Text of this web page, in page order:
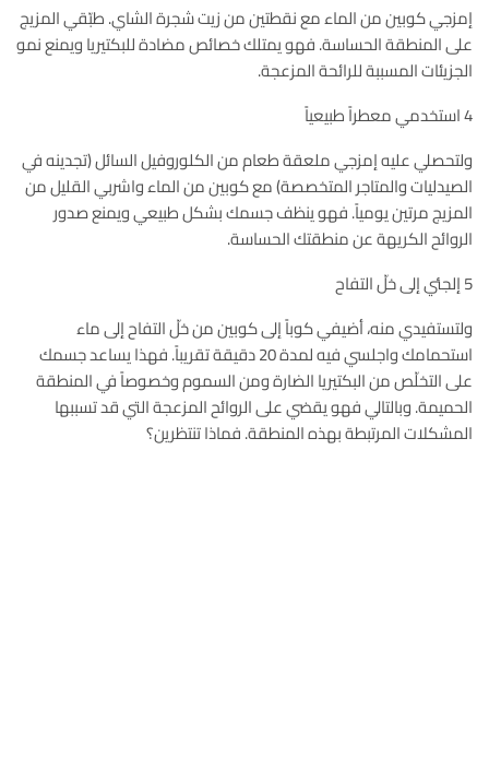
إمزجي كوبين من الماء مع نقطتين من زيت شجرة الشاي. طبّقي المزيج
على المنطقة الحساسة. فهو يمتلك خصائص مضادة للبكتيريا ويمنع نمو
الجزيئات المسببة للرائحة المزعجة.
4 استخدمي معطراً طبيعياً
ولتحصلي عليه إمزجي ملعقة طعام من الكلوروفيل السائل (تجدينه في
الصيدليات والمتاجر المتخصصة) مع كوبين من الماء واشربي القليل من
المزيج مرتين يومياً. فهو ينظف جسمك بشكل طبيعي ويمنع صدور
الروائح الكريهة عن منطقتك الحساسة.
5 إلجئي إلى خلّ التفاح
ولتستفيدي منه، أضيفي كوباً إلى كوبين من خلّ التفاح إلى ماء
استحمامك واجلسي فيه لمدة 20 دقيقة تقريباً. فهذا يساعد جسمك
على التخلّص من البكتيريا الضارة ومن السموم وخصوصاً في المنطقة
الحميمة. وبالتالي فهو يقضي على الروائح المزعجة التي قد تسببها
المشكلات المرتبطة بهذه المنطقة. فماذا تنتظرين؟